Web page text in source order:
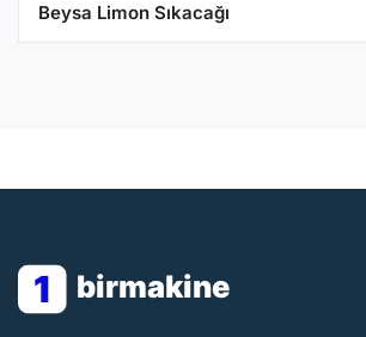
Beysa Limon Sıkacağı
1 birmakine